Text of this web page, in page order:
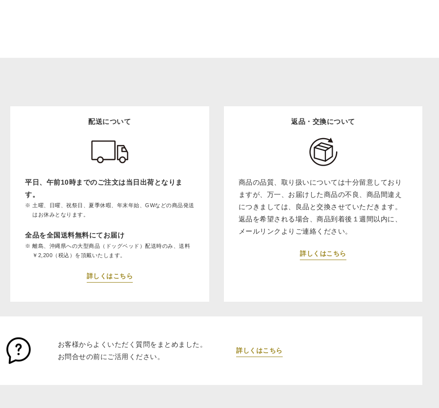
配送について
平日、午前10時までのご注文は当日出荷となりま
す。
土曜、日曜、祝祭日、夏季休暇、年末年始、GWなどの商品発送
はお休みとなります。
全品を全国送料無料にてお届け
離島、沖縄県への大型商品（ドッグベッド）配送時のみ、送料
￥2,200（税込）を頂戴いたします。
詳しくはこちら
返品・交換について
商品の品質、取り扱いについては十分留意しており
ますが、万一、お届けした商品の不良、商品間違え
につきましては、良品と交換させていただきます。
返品を希望される場合、商品到着後１週間以内に、
メールリンクよりご連絡ください。
詳しくはこちら
お客様からよくいただく質問をまとめました。
お問合せの前にご活用ください。
詳しくはこちら